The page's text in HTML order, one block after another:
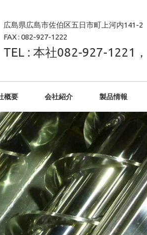
広島県広島市佐伯区五日市町上河内141-2
FAX : 082-927-1222
TEL : 本社082-927-1221
概要 会社紹介 製品情報